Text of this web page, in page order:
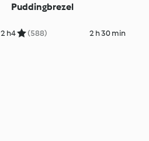
2 h
Puddingbrezel
4 (588) 2 h 30 min